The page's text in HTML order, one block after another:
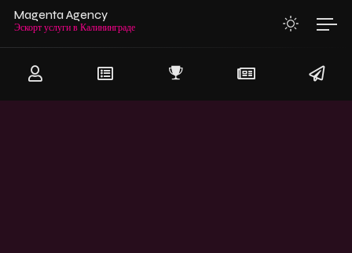
Magenta Agency
Эскорт услуги в Калининграде